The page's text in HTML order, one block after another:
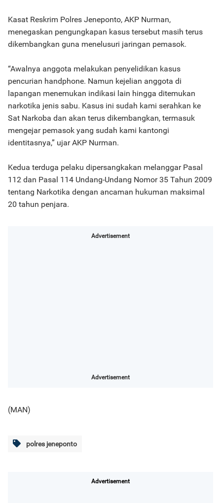
Kasat Reskrim Polres Jeneponto, AKP Nurman,
menegaskan pengungkapan kasus tersebut masih terus
dikembangkan guna menelusuri jaringan pemasok.
“Awalnya anggota melakukan penyelidikan kasus
pencurian handphone. Namun kejelian anggota di
lapangan menemukan indikasi lain hingga ditemukan
narkotika jenis sabu. Kasus ini sudah kami serahkan ke
Sat Narkoba dan akan terus dikembangkan, termasuk
mengejar pemasok yang sudah kami kantongi
identitasnya,” ujar AKP Nurman.
Kedua terduga pelaku dipersangkakan melanggar Pasal
112 dan Pasal 114 Undang-Undang Nomor 35 Tahun 2009
tentang Narkotika dengan ancaman hukuman maksimal
20 tahun penjara.
Advertisement
Advertisement
(MAN)
polres jeneponto
Advertisement